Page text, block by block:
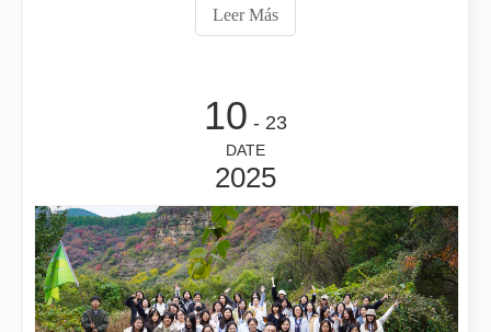
¿Cuánto cuesta una cortadora láser? ¿Cómo elegir la mejor?
Las máquinas de corte por láser son una herramienta
velocidad y versatilidad, los sistemas de soldadura láser
han cambiado la forma en que trabajamos con metales.
Leer Más
10 - 23
DATE
2025